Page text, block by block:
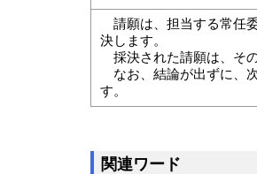
請願は、担当する常任
決します。
採決された請願は、そ
なお、結論が出ずに、
す。
関連ワード